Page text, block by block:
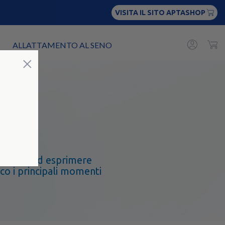
volta ad esprimere
i principali momenti
×
VISITA IL SITO APTASHOP
ALLATTAMENTO AL SENO